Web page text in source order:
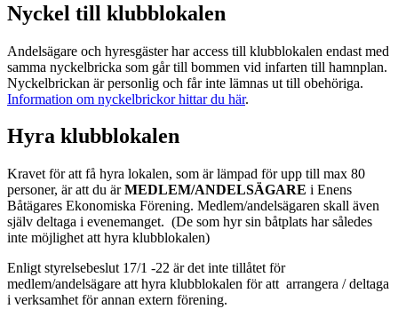
Nyckel till klubblokalen
Andelsägare och hyresgäster har access till klubblokalen endast med
samma nyckelbricka som går till bommen vid infarten till hamnplan.
Nyckelbrickan är personlig och får inte lämnas ut till obehöriga.
Information om nyckelbrickor hittar du här.
Hyra klubblokalen
Kravet för att få hyra lokalen, som är lämpad för upp till max 80
personer, är att du ärMEDLEM/ANDELSÄGARE i Enens
Båtägares Ekonomiska Förening. Medlem/andelsägaren skall även
själv deltaga i evenemanget. (De som hyr sin båtplats har således
inte möjlighet att hyra klubblokalen)
Enligt styrelsebeslut 17/1 -22 är det inte tillåtet för
medlem/andelsägare att hyra klubblokalen för att arrangera / deltaga
i verksamhet för annan extern förening.